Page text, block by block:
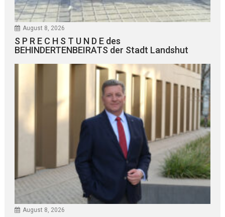
August 8, 2026
S P R E C H S T U N D E des
BEHINDERTENBEIRATS der Stadt Landshut
August 8, 2026